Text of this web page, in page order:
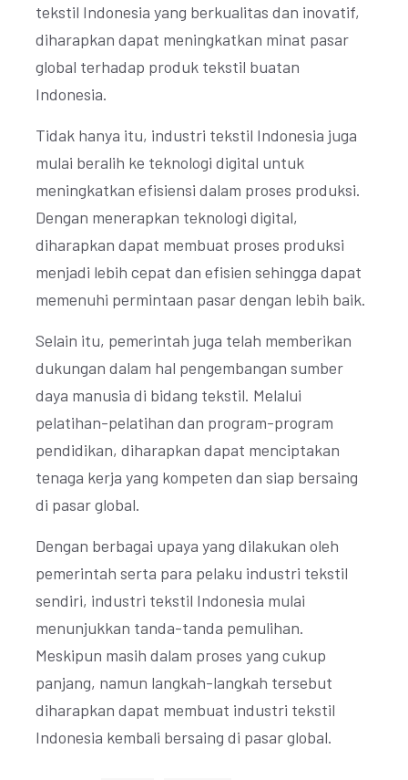
tekstil Indonesia yang berkualitas dan inovatif,
diharapkan dapat meningkatkan minat pasar
global terhadap produk tekstil buatan
Indonesia.
Tidak hanya itu, industri tekstil Indonesia juga
mulai beralih ke teknologi digital untuk
meningkatkan efisiensi dalam proses produksi.
Dengan menerapkan teknologi digital,
diharapkan dapat membuat proses produksi
menjadi lebih cepat dan efisien sehingga dapat
memenuhi permintaan pasar dengan lebih baik.
Selain itu, pemerintah juga telah memberikan
dukungan dalam hal pengembangan sumber
daya manusia di bidang tekstil. Melalui
pelatihan-pelatihan dan program-program
pendidikan, diharapkan dapat menciptakan
tenaga kerja yang kompeten dan siap bersaing
di pasar global.
Dengan berbagai upaya yang dilakukan oleh
pemerintah serta para pelaku industri tekstil
sendiri, industri tekstil Indonesia mulai
menunjukkan tanda-tanda pemulihan.
Meskipun masih dalam proses yang cukup
panjang, namun langkah-langkah tersebut
diharapkan dapat membuat industri tekstil
Indonesia kembali bersaing di pasar global.